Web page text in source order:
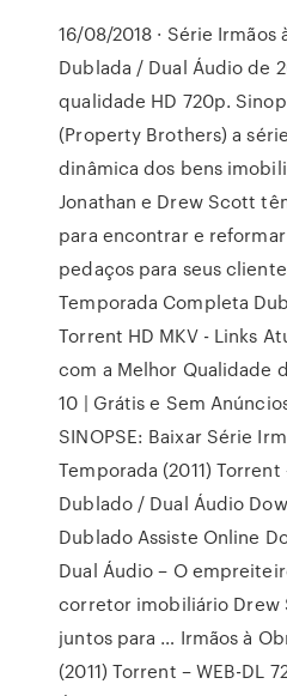
16/08/2018 · Série Irmãos
Dublada / Dual Áudio de
qualidade HD 720p.
(Property Brothers) a
dinâmica dos bens
Jonathan e Drew Scott
para encontrar e
pedaços para seus
Temporada Completa
Torrent HD MKV - Links
com a Melhor Qualidade
10 | Grátis e Sem
SINOPSE: Baixar Série
Temporada (2011) Torrent
Dublado / Dual Áudio
Dublado Assiste Online
Dual Áudio – O
corretor imobiliário Drew
juntos para … Irmãos à
(2011) Torrent – WEB-DL